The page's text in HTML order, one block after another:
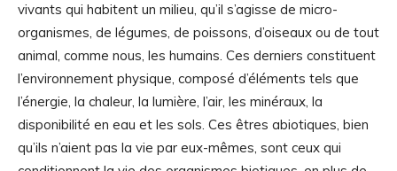
vivants qui habitent un milieu, qu’il s’agisse de micro-
organismes, de légumes, de poissons, d’oiseaux ou de tout
animal, comme nous, les humains. Ces derniers constituent
l’environnement physique, composé d’éléments tels que
l’énergie, la chaleur, la lumière, l’air, les minéraux, la
disponibilité en eau et les sols. Ces êtres abiotiques, bien
qu’ils n’aient pas la vie par eux-mêmes, sont ceux qui